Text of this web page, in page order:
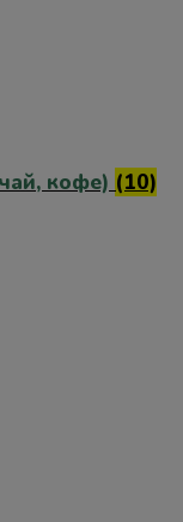
кофе) (10)